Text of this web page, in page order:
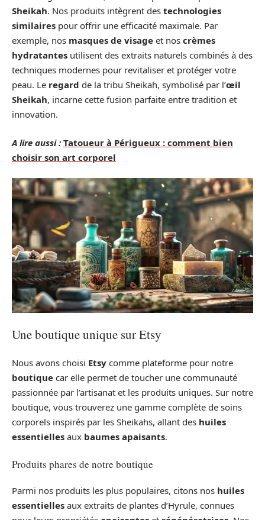
Sheikah. Nos produits intègrent des technologies
similaires pour offrir une efficacité maximale. Par
exemple, nos masques de visage et nos crèmes
hydratantes utilisent des extraits naturels combinés à des
techniques modernes pour revitaliser et protéger votre
peau. Le regard de la tribu Sheikah, symbolisé par l’œil
Sheikah, incarne cette fusion parfaite entre tradition et
innovation.
A lire aussi : Tatoueur à Périgueux : comment bien
choisir son art corporel
Une boutique unique sur Etsy
Nous avons choisi Etsy comme plateforme pour notre
boutique car elle permet de toucher une communauté
passionnée par l’artisanat et les produits uniques. Sur notre
boutique, vous trouverez une gamme complète de soins
corporels inspirés par les Sheikahs, allant des huiles
essentielles aux baumes apaisants.
Produits phares de notre boutique
Parmi nos produits les plus populaires, citons nos huiles
essentielles aux extraits de plantes d’Hyrule, connues